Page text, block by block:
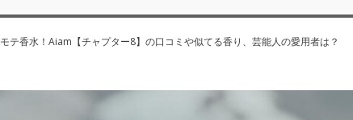
モテ香水！Aiam【チャプター8】の口コミや似てる香り、芸能人の愛用者は？